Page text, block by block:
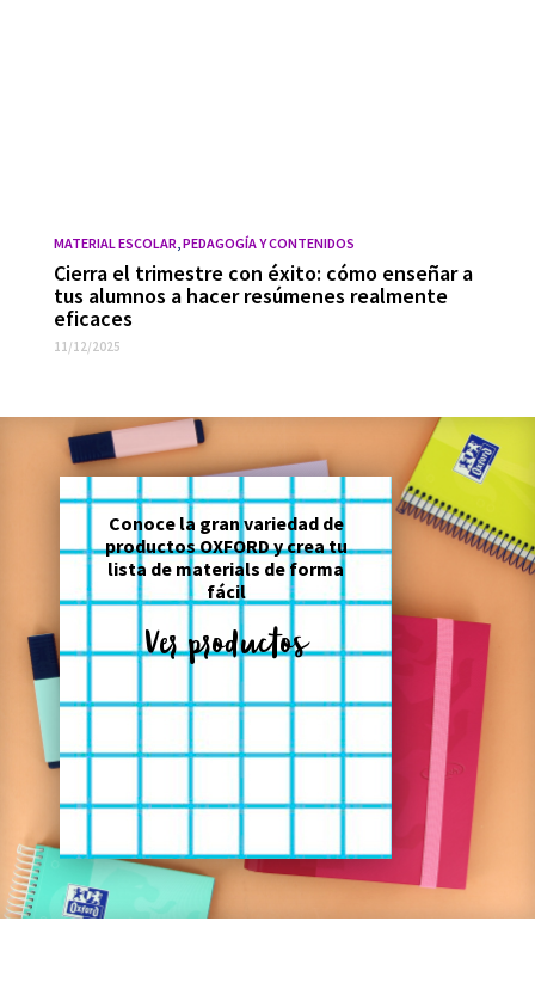
MATERIAL ESCOLAR,PEDAGOGÍA Y CONTENIDOS
Cierra el trimestre con éxito: cómo enseñar a
tus alumnos a hacer resúmenes realmente
eficaces
11/12/2025
Conoce la gran variedad de
productos OXFORD y crea tu
lista de materials de forma
fácil
Ver productos